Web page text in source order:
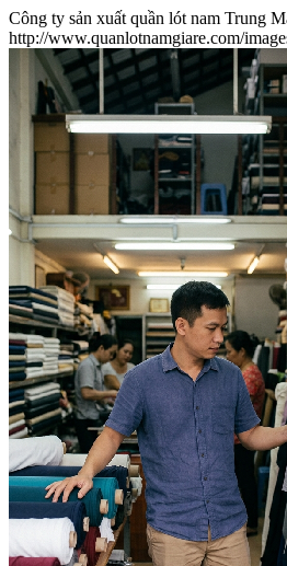
Công ty sản xuất quần lót nam Trung
http://www.quanlotnamgiare.com/